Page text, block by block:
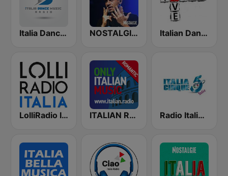
Italia Dance Music NOSTALGIE ITALIA Italian Dance Network
LolliRadio Italia ITALIAN RADIO - ITALIAN.radio Radio Italia 5